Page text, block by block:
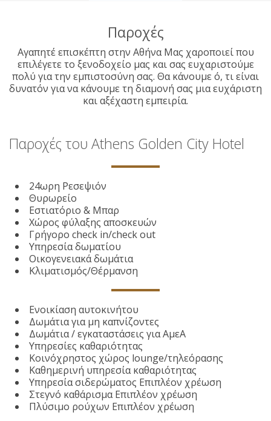
Παροχές
Αγαπητέ επισκέπτη στην Αθήνα Μας χαροποιεί που
επιλέγετε το ξενοδοχείο μας και σας ευχαριστούμε
πολύ για την εμπιστοσύνη σας. Θα κάνουμε ό, τι είναι
δυνατόν για να κάνουμε τη διαμονή σας μια ευχάριστη
και αξέχαστη εμπειρία.
Παροχές του Athens Golden City Hotel
24ωρη Ρεσεψιόν
Θυρωρείο
Εστιατόριο & Μπαρ
Χώρος φύλαξης αποσκευών
Γρήγορο check in/check out
Υπηρεσία δωματίου
Οικογενειακά δωμάτια
Κλιματισμός/Θέρμανση
Ενοικίαση αυτοκινήτου
Δωμάτια για μη καπνίζοντες
Δωμάτια / εγκαταστάσεις για ΑμεΑ
Υπηρεσίες καθαριότητας
Κοινόχρηστος χώρος lounge/τηλεόρασης
Καθημερινή υπηρεσία καθαριότητας
Υπηρεσία σιδερώματος Επιπλέον χρέωση
Στεγνό καθάρισμα Επιπλέον χρέωση
Πλύσιμο ρούχων Επιπλέον χρέωση